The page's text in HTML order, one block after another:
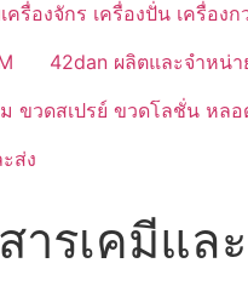
งจักร เครื่องปั่น เครื่องก
42dan ผลิตและจำหน่
ขวดสเปรย์ ขวดโลชั่น หล
ส่ง
รเคมีแล